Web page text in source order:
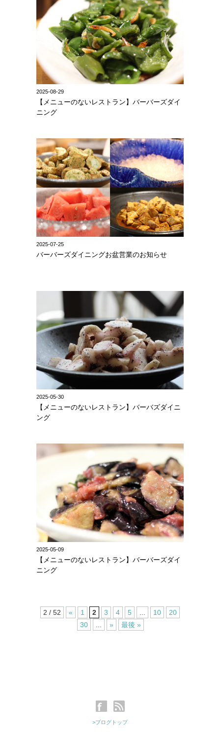
2025-08-29
【メニューのないレストラン】バーバーズダイ
ニング
2025-07-25
バーバーズダイニングお盆営業のお知らせ
2025-05-30
【メニューのないレストラン】バーバズダイニ
ング
2025-05-09
【メニューのないレストラン】バーバーズダイ
ニング
2 / 52 « 1 2 3 4 5 10
20
30
» 最後 »
>ブログトップ